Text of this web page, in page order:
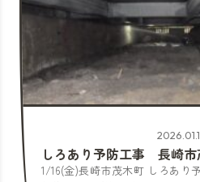
しろあり予防工事 長崎市
1/16(金)長崎市茂木町 しろあり